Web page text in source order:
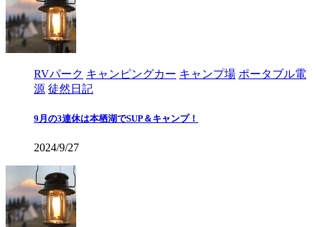
RVパーク キャンピングカー キャンプ場 ポータブル電
源 徒然日記
9月の3連休は本栖湖でSUP＆キャンプ！
2024/9/27